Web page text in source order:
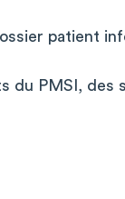
patient
du PMSI, des